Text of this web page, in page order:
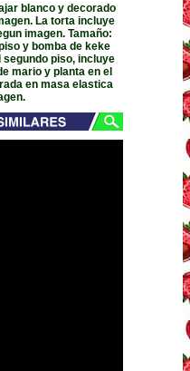
blanco y decorado
La torta incluye
imagen. Tamaño:
y bomba de keke
piso, incluye
mario y planta en el
en masa elastica